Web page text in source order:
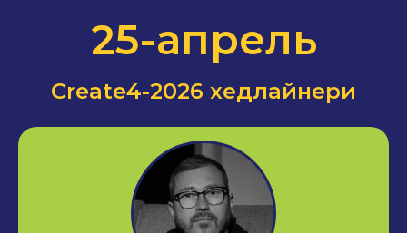
25-апрель
Create4-2026 хедлайнери